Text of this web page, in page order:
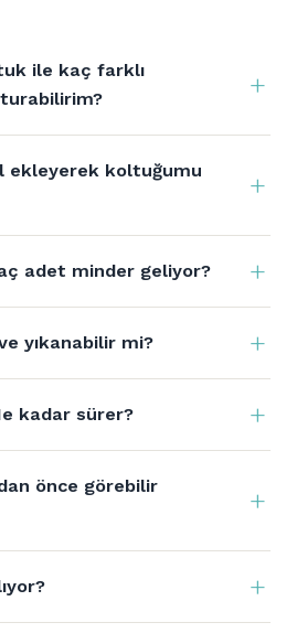
ile kaç farklı
ekleyerek koltuğumu
adet minder geliyor?
yıkanabilir mi?
kadar sürer?
önce görebilir